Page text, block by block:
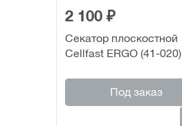
2 100 ₽
Секатор плоскостной
Cellfast ERGO (41-020)
Под заказ